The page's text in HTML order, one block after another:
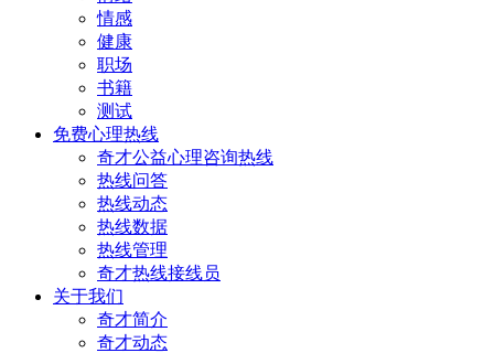
情感
健康
职场
书籍
测试
免费心理热线
奇才公益心理咨询热线
热线问答
热线动态
热线数据
热线管理
奇才热线接线员
关于我们
奇才简介
奇才动态